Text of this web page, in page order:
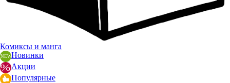
Комиксы и манга
Новинки
Акции
Популярные